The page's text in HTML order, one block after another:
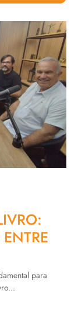
para